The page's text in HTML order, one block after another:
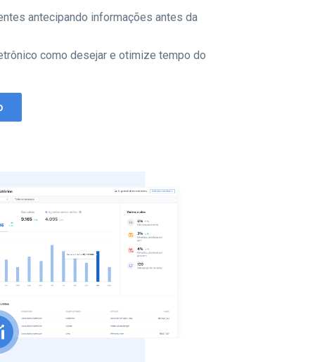
antecipando informações antes da
como desejar e otimize tempo do